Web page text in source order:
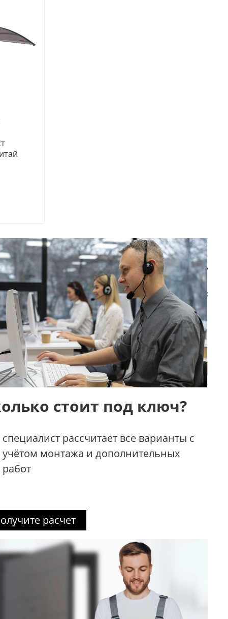
стоит под ключ?
специалист рассчитает все варианты с
учётом монтажа и дополнительных
работ
расчет